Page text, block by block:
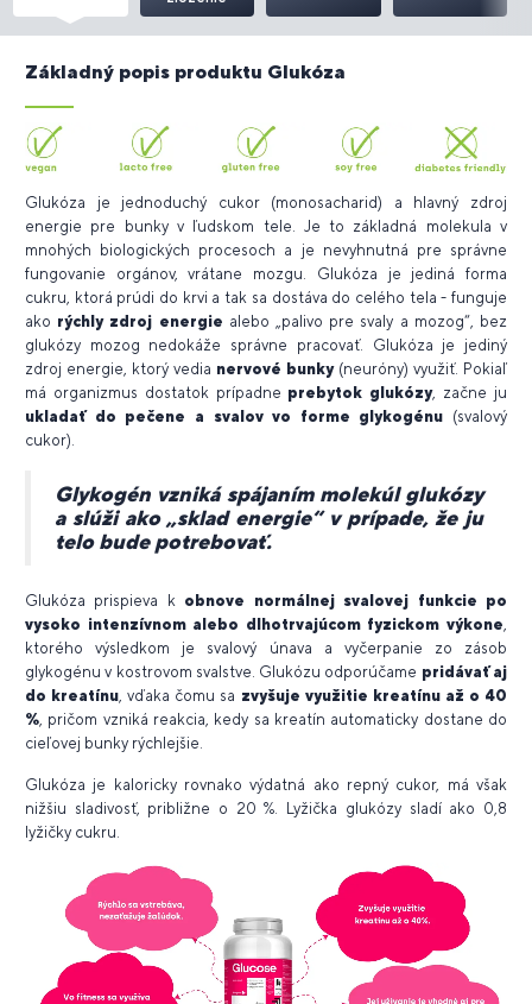
Základný popis produktu Glukóza
Glukóza je jednoduchý cukor (monosacharid) a hlavný zdroj
energie pre bunky v ľudskom tele. Je to základná molekula v
mnohých biologických procesoch a je nevyhnutná pre správne
fungovanie orgánov, vrátane mozgu. Glukóza je jediná forma
cukru, ktorá prúdi do krvi a tak sa dostáva do celého tela - funguje
ako rýchly zdroj energie alebo „palivo pre svaly a mozog“, bez
glukózy mozog nedokáže správne pracovať. Glukóza je jediný
zdroj energie, ktorý vedia nervové bunky(neuróny) využiť. Pokiaľ
má organizmus dostatok prípadne prebytok glukózy, začne ju
ukladať do pečene a svalov vo forme glykogénu (svalový
cukor).
Glykogén vzniká spájaním molekúl glukózy
a slúži ako „sklad energie“ v prípade, že ju
telo bude potrebovať.
Glukóza prispieva kobnove normálnej svalovej funkcie po
vysoko intenzívnom alebo dlhotrvajúcom fyzickom výkone,
ktorého výsledkom je svalový únava a vyčerpanie zo zásob
glykogénu v kostrovom svalstve. Glukózu odporúčame pridávať aj
do kreatínu, vďaka čomu sa zvyšuje využitie kreatínu až o 40
%, pričom vzniká reakcia, kedy sa kreatín automaticky dostane do
cieľovej bunky rýchlejšie.
Glukóza je kaloricky rovnako výdatná ako repný cukor, má však
nižšiu sladivosť, približne o 20 %. Lyžička glukózy sladí ako 0,8
lyžičky cukru.